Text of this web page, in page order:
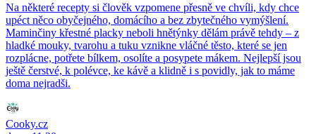
Na některé recepty si člověk vzpomene přesně ve chvíli, kdy chce
upéct něco obyčejného, domácího a bez zbytečného vymýšlení.
Maminčiny křestné placky neboli hnětýnky dělám právě tehdy – z
hladké mouky, tvarohu a tuku vznikne vláčné těsto, které se jen
rozplácne, potřete bílkem, osolíte a posypete mákem. Nejlepší jsou
ještě čerstvé, k polévce, ke kávě a klidně i s povidly, jak to máme
doma nejradši.
Cooky.cz